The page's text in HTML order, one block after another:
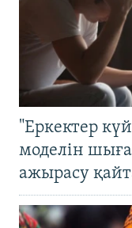
"Еркектер
моделін
ажырасу